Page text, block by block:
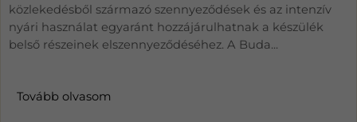
közlekedésből származó szennyeződések és az intenzív
nyári használat egyaránt hozzájárulhatnak a készülék
belső részeinek elszennyeződéséhez. A Buda...
Tovább olvasom